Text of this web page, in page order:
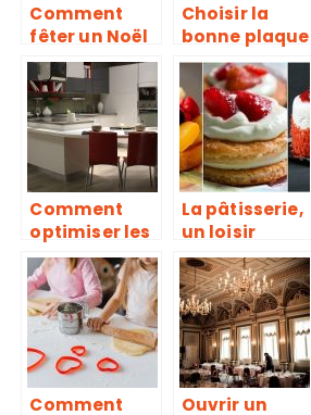
Comment
fêter un Noël
à
l’américaine?
Choisir la
bonne plaque
de cuisson en
fonction de la
recette
Comment
optimiser les
rangements
dans sa
cuisine ?
La pâtisserie,
un loisir
accessible à
tous
Comment Ouvrir un